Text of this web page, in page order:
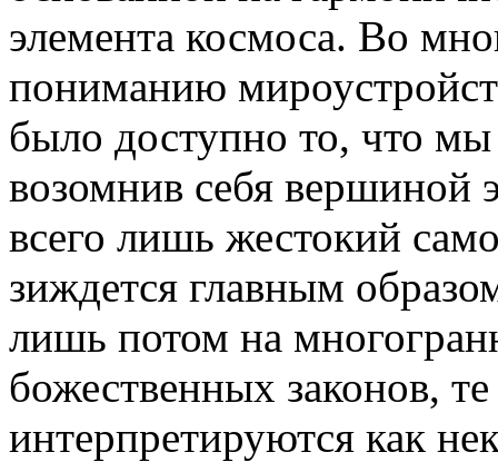
элемента космоса. Во
пониманию
было доступно то, что
возомнив себя вершиной
всего лишь жестокий
зиждется главным
лишь потом на
божественных законов,
интерпретируются как